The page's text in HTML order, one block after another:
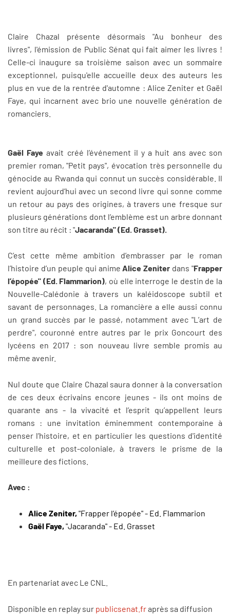
Claire Chazal présente désormais "Au bonheur des
livres", l'émission de Public Sénat qui fait aimer les livres !
Celle-ci inaugure sa troisième saison avec un sommaire
exceptionnel, puisqu'elle accueille deux des auteurs les
plus en vue de la rentrée d'automne : Alice Zeniter et Gaël
Faye, qui incarnent avec brio une nouvelle génération de
romanciers.
Gaël Faye avait créé l’événement il y a huit ans avec son
premier roman, "Petit pays", évocation très personnelle du
génocide au Rwanda qui connut un succès considérable. Il
revient aujourd’hui avec un second livre qui sonne comme
un retour au pays des origines, à travers une fresque sur
plusieurs générations dont l’emblème est un arbre donnant
son titre au récit : "Jacaranda" (Ed. Grasset).
C’est cette même ambition d’embrasser par le roman
l’histoire d’un peuple qui animeAlice Zeniter dans "Frapper
l’épopée" (Ed. Flammarion), où elle interroge le destin de la
Nouvelle-Calédonie à travers un kaléidoscope subtil et
savant de personnages. La romancière a elle aussi connu
un grand succès par le passé, notamment avec "L’art de
perdre", couronné entre autres par le prix Goncourt des
lycéens en 2017 : son nouveau livre semble promis au
même avenir.
Nul doute que Claire Chazal saura donner à la conversation
de ces deux écrivains encore jeunes - ils ont moins de
quarante ans - la vivacité et l’esprit qu’appellent leurs
romans : une invitation éminemment contemporaine à
penser l’histoire, et en particulier les questions d'identité
culturelle et post-coloniale, à travers le prisme de la
meilleure des fictions.
Avec :
Alice Zeniter, "Frapper l’épopée" - Ed. Flammarion
Gaël Faye, "Jacaranda" - Ed. Grasset
En partenariat avec Le CNL.
Disponible en replay sur publicsenat.fraprès sa diffusion